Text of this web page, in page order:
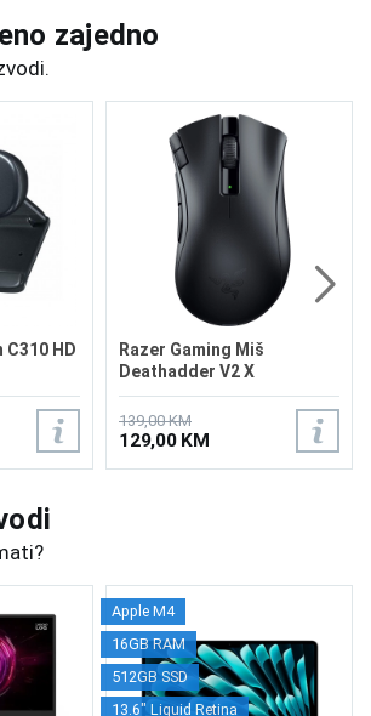
zajedno
HD
Razer Gaming Miš
Deathadder V2 X
Hyperspeed
139,00 KM
129,00 KM
Apple M4
16GB RAM
512GB SSD
13.6" Liquid Retina